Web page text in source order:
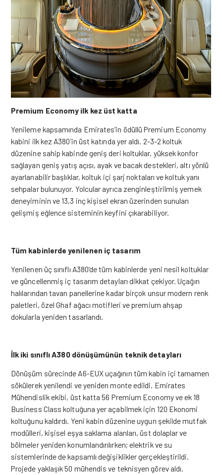
Premium Economy ilk kez üst katta
Yenileme kapsamında Emirates’in ödüllü Premium Economy
kabini ilk kez A380’in üst katında yer aldı. 2-3-2 koltuk
düzenine sahip kabinde geniş deri koltuklar, yüksek konfor
sağlayan geniş yatış açısı, ayak ve bacak destekleri, altı yönlü
ayarlanabilir başlıklar, koltuk içi şarj noktaları ve koltuk yanı
sehpalar bulunuyor. Yolcular ayrıca zenginleştirilmiş yemek
deneyiminin ve 13,3 inç kişisel ekran üzerinden sunulan
gelişmiş eğlence sisteminin keyfini çıkarabiliyor.
Tüm kabinlerde yenilenen iç tasarım
Yenilenen üç sınıflı A380’de tüm kabinlerde yeni nesil koltuklar
ve güncellenmiş iç tasarım detayları dikkat çekiyor. Uçağın
halılarından tavan panellerine kadar birçok unsur modern renk
paletleri, özel Ghaf ağacı motifleri ve premium ahşap
dokularla yeniden tasarlandı.
İlk iki sınıflı A380 dönüşümünün teknik detayları
Dönüşüm sürecinde A6-EUX uçağının tüm kabin içi tamamen
sökülerek yenilendi ve yeniden monte edildi. Emirates
Mühendislik ekibi, üst katta 56 Premium Economy ve ek 18
Business Class koltuğuna yer açabilmek için 120 Ekonomi
koltuğunu kaldırdı. Yeni kabin düzenine uygun şekilde mutfak
modülleri, kişisel eşya saklama alanları, üst dolaplar ve
bölmeler yeniden konumlandırılırken; elektrik ve su
sistemlerinde de kapsamlı değişiklikler gerçekleştirildi.
Projede yaklaşık 50 mühendis ve teknisyen görev aldı.